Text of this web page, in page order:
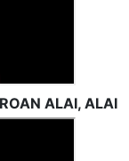
ALAI, ALAI